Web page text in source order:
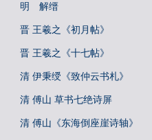
明 解缙
晋 王羲之《初月帖》
晋 王羲之《十七帖》
清 伊秉绶《致仲云书札》
清 傅山 草书七绝诗屏
清 傅山《东海倒座崖诗轴》